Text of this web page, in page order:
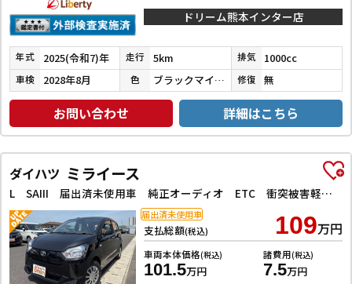
ドリーム熊本インター店
年式 2025(令和7)年 走行 5km 排気 1000cc
車検 2028年8月 色 ブラックマイカメタリック 修復 無
お問い合わせ 詳細はこちら
ダイハツ ミライース
L SAIII 届出済未使用車 純正オーディオ ETC 衝突被害軽減ブレーキ コーナーセンサー オートハイビーム オートライト アイドリングストップキーレス 純正フロアマット マニュアルエアコン 禁煙車
支払総額(税込) 109万円
車両本体価格(税込)
101.5万円
諸費用(税込)
7.5万円
届出済未使用車